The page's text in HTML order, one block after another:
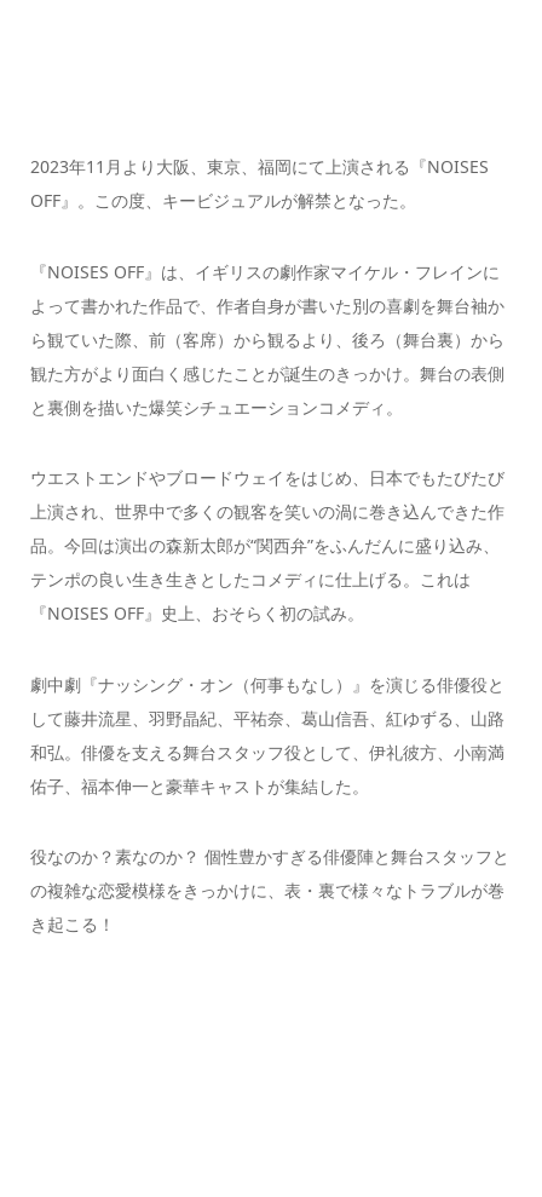
2023年11⽉より大阪、東京、福岡にて上演される『NOISES
OFF』。この度、キービジュアルが解禁となった。
『NOISES OFF』は、イギリスの劇作家マイケル・フレインに
よって書かれた作品で、作者⾃⾝が書いた別の喜劇を舞台袖か
ら観ていた際、前（客席）から観るより、後ろ（舞台裏）から
観た⽅がより⾯⽩く感じたことが誕⽣のきっかけ。舞台の表側
と裏側を描いた爆笑シチュエーションコメディ。
ウエストエンドやブロードウェイをはじめ、⽇本でもたびたび
上演され、世界中で多くの観客を笑いの渦に巻き込んできた作
品。今回は演出の森新太郎が“関⻄弁”をふんだんに盛り込み、
テンポの良い⽣き⽣きとしたコメディに仕上げる。これは
『NOISES OFF』史上、おそらく初の試み。
劇中劇『ナッシング・オン（何事もなし）』を演じる俳優役と
して藤井流星、⽻野晶紀、平祐奈、葛⼭信吾、紅ゆずる、⼭路
和弘。俳優を⽀える舞台スタッフ役として、伊礼彼⽅、⼩南満
佑⼦、福本伸⼀と豪華キャストが集結した。
役なのか？素なのか？ 個性豊かすぎる俳優陣と舞台スタッフと
の複雑な恋愛模様をきっかけに、表・裏で様々なトラブルが巻
き起こる！